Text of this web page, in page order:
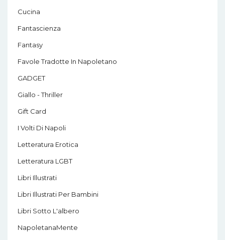
Cucina
Fantascienza
Fantasy
Favole Tradotte In Napoletano
GADGET
Giallo - Thriller
Gift Card
I Volti Di Napoli
Letteratura Erotica
Letteratura LGBT
Libri Illustrati
Libri Illustrati Per Bambini
Libri Sotto L'albero
NapoletanaMente